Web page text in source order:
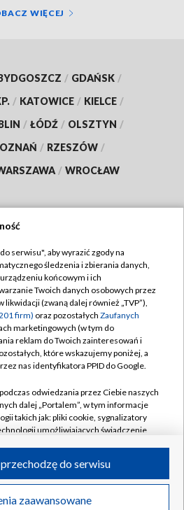
WIĘCEJ
/ GDAŃSK /
/ KATOWICE / KIELCE /
/ ŁÓDŹ / OLSZTYN /
/ RZESZÓW /
/ WROCŁAW
TVP
TVP
prywatności
Moje zgody
Pomoc
Kontakt
Kanały
Polska S.A. w likwidacji
serwisu", aby wyrazić zgody na
śledzenia i zbierania danych,
końcowym i ich
Twoich danych osobowych przez
likwidacji (zwaną dalej również „TVP”),
firm) oraz pozostałych Zaufanych
marketingowych (w tym do
reklam do Twoich zainteresowań i
które wskazujemy poniżej, a
nas identyfikatora PPID do Google.
odwiedzania przez Ciebie naszych
dalej „Portalem”, w tym informacje
takich jak: pliki cookie, sygnalizatory
umożliwiających świadczenie
odwiedzania przez Ciebie
takie jak adresy IP, identyfikatory
zaawansowane
do serwisu